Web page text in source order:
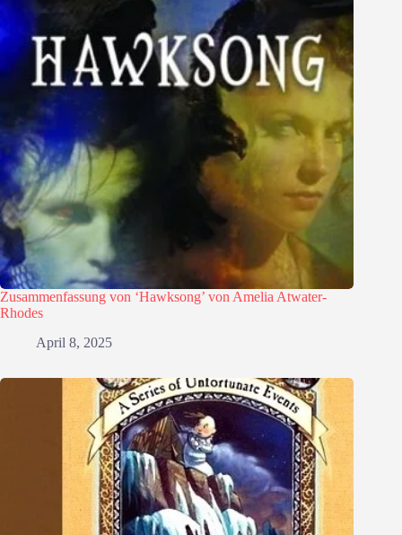
Zusammenfassung von ‘Hawksong’ von Amelia Atwater-
Rhodes
April 8, 2025